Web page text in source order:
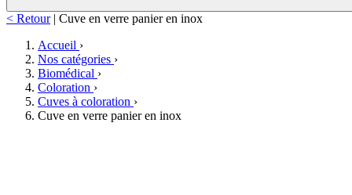
< Retour | Cuve en verre panier en inox
Accueil ›
Nos catégories ›
Biomédical ›
Coloration ›
Cuves à coloration ›
Cuve en verre panier en inox